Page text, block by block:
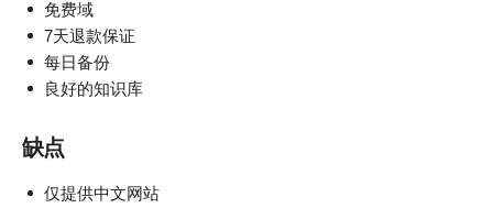
免费域
7天退款保证
每日备份
良好的知识库
缺点
仅提供中文网站